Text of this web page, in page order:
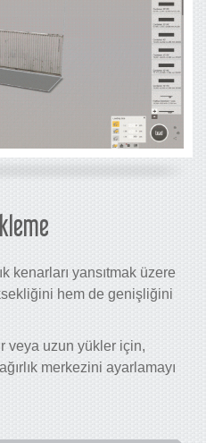
kenarları yansıtmak üzere
hem de genişliğini
veya uzun yükler için,
merkezini ayarlamayı